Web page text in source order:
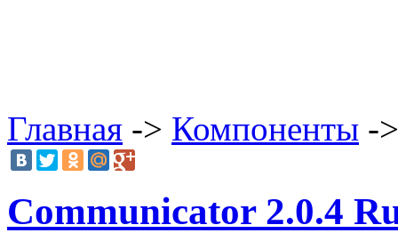
Главная -> Компоненты -
Communicator 2.0.4